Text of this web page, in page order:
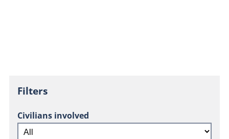
Filters
Civilians involved